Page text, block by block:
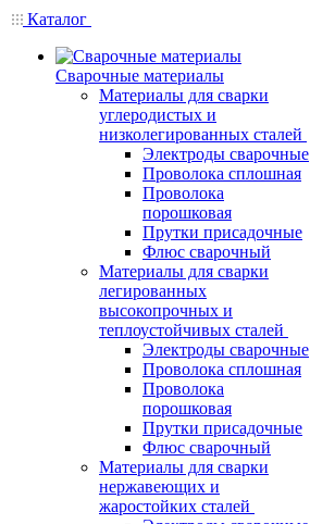
Каталог
Сварочные материалы
Материалы для сварки
углеродистых и
низколегированных сталей
Электроды сварочные
Проволока сплошная
Проволока
порошковая
Прутки присадочные
Флюс сварочный
Материалы для сварки
легированных
высокопрочных и
теплоустойчивых сталей
Электроды сварочные
Проволока сплошная
Проволока
порошковая
Прутки присадочные
Флюс сварочный
Материалы для сварки
нержавеющих и
жаростойких сталей